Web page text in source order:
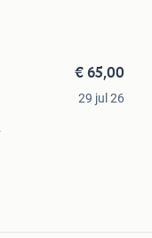
€ 65,00
29 jul 26